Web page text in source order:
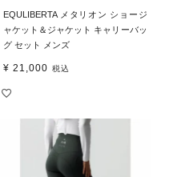
EQULIBERTA メタリオン ショージ
ャケット＆ジャケット キャリーバッ
グ セット メンズ
¥ 21,000 税込